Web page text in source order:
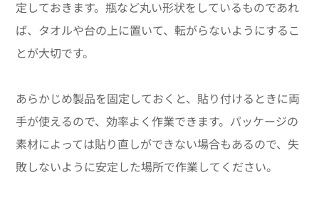
定しておきます。瓶など丸い形状をしているものであれ
ば、タオルや台の上に置いて、転がらないようにするこ
とが大切です。
あらかじめ製品を固定しておくと、貼り付けるときに両
手が使えるので、効率よく作業できます。パッケージの
素材によっては貼り直しができない場合もあるので、失
敗しないように安定した場所で作業してください。